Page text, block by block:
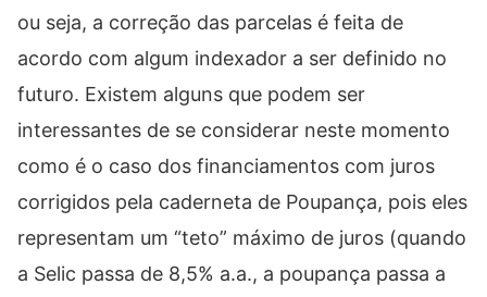
ou seja, a correção das parcelas é feita de
acordo com algum indexador a ser definido no
futuro. Existem alguns que podem ser
interessantes de se considerar neste momento
como é o caso dos financiamentos com juros
corrigidos pela caderneta de Poupança, pois eles
representam um “teto” máximo de juros (quando
a Selic passa de 8,5% a.a., a poupança passa a